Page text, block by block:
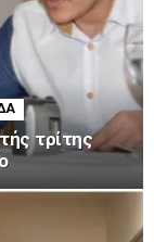
τρίτης